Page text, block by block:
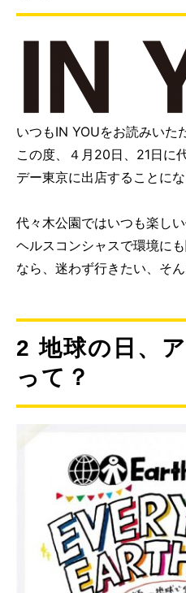
いつもIN YOUをお読みいた
この度、４月20日、21日に
デー東京に出店することにな
代々木公園ではいつも楽し
ヘルスコンシャスで環境に
なら、迷わず行きたい、そ
2 地球の日、
って？